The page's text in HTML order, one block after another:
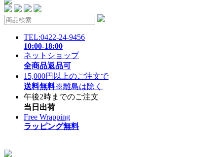
TEL:0422-24-9456
10:00-18:00
ネットショップ
全商品返品可
15,000円以上のご注文で
送料無料※離島は除く
午後2時までのご注文
当日出荷
Free Wrapping
ラッピング無料